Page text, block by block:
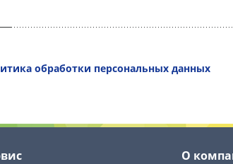
обработки персональных данных
О